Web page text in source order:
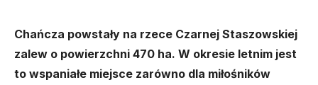
Chańcza powstały na rzece Czarnej Staszowskiej
zalew o powierzchni 470 ha. W okresie letnim jest
to wspaniałe miejsce zarówno dla miłośników